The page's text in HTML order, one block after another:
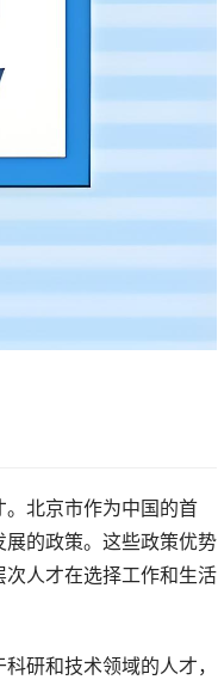
北京市作为中国的首
的政策。这些政策优势
人才在选择工作和生活
研和技术领域的人才，